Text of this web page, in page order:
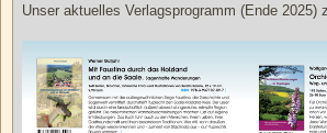
Unser aktuelles Verlagsprogramm (Ende 2025)